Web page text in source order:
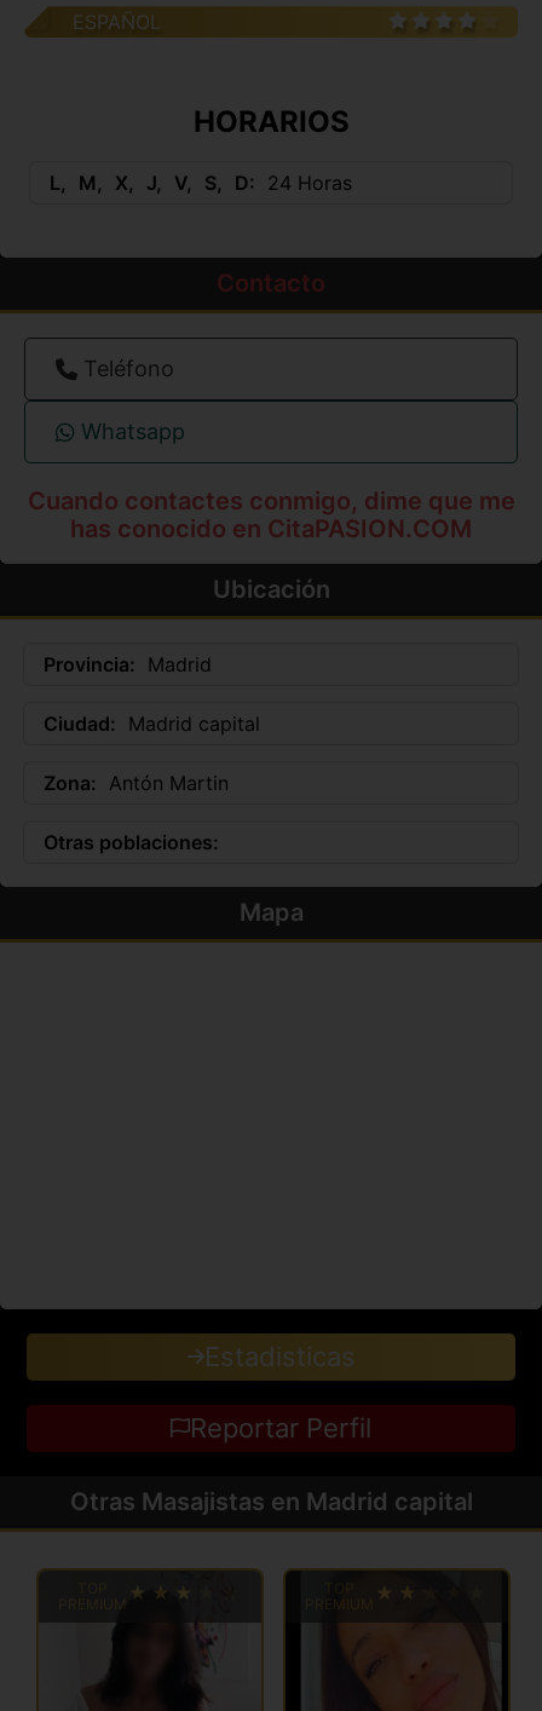
ESPAÑOL
HORARIOS
L M X J V S D 24 Horas
Contacto
Teléfono
Whatsapp
Cuando contactes conmigo, dime que me
has conocido en CitaPASION.COM
Ubicación
Provincia: Madrid
Ciudad: Madrid capital
Zona: Antón Martin
Otras poblaciones:
Mapa
Estadisticas
Reportar Perfil
Otras Masajistas en Madrid capital
PREMIUM
TOP
PREMIUM